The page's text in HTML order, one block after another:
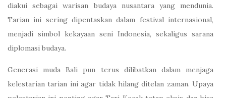
diakui sebagai warisan budaya nusantara yang mendunia.
Tarian ini sering dipentaskan dalam festival internasional,
menjadi simbol kekayaan seni Indonesia, sekaligus sarana
diplomasi budaya.
Generasi muda Bali pun terus dilibatkan dalam menjaga
kelestarian tarian ini agar tidak hilang ditelan zaman. Upaya